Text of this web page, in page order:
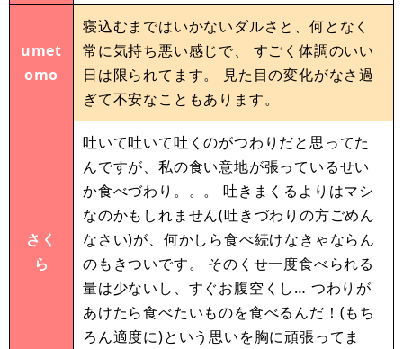
umet
omo
寝込むまではいかないダルさと、何となく
常に気持ち悪い感じで、 すごく体調のいい
日は限られてます。 見た目の変化がなさ過
ぎて不安なこともあります。
さく
ら
吐いて吐いて吐くのがつわりだと思ってた
んですが、私の食い意地が張っているせい
か食べづわり。。。 吐きまくるよりはマシ
なのかもしれません(吐きづわりの方ごめん
なさい)が、何かしら食べ続けなきゃならん
のもきついです。 そのくせ一度食べられる
量は少ないし、すぐお腹空くし… つわりが
あけたら食べたいものを食べるんだ！(もち
ろん適度に)という思いを胸に頑張ってま